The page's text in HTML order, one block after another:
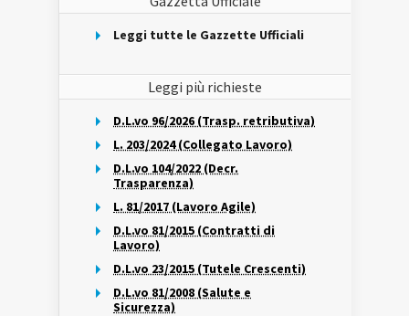
Leggi tutte le Gazzette Ufficiali
Leggi più richieste
D.L.vo 96/2026 (Trasp. retributiva)
L. 203/2024 (Collegato Lavoro)
D.L.vo 104/2022 (Decr.
Trasparenza)
L. 81/2017 (Lavoro Agile)
D.L.vo 81/2015 (Contratti di
Lavoro)
D.L.vo 23/2015 (Tutele Crescenti)
D.L.vo 81/2008 (Salute e
Sicurezza)